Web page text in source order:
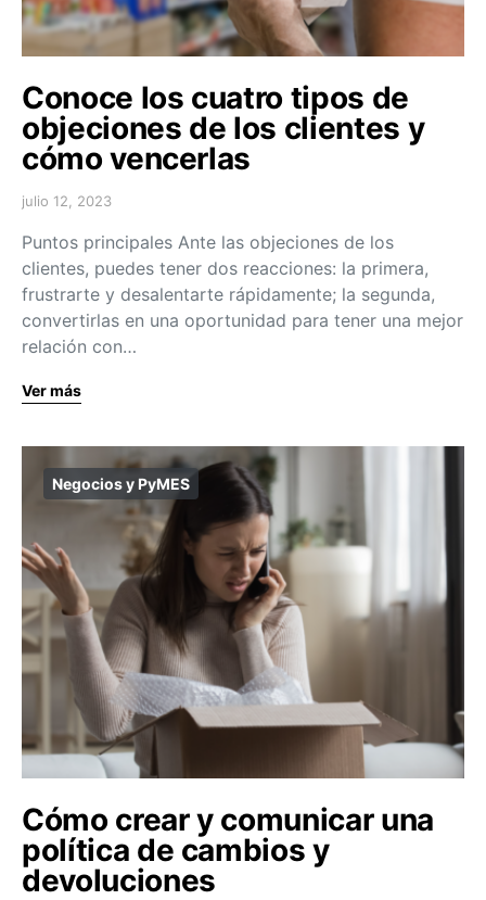
Conoce los cuatro tipos de
objeciones de los clientes y
cómo vencerlas
julio 12, 2023
Puntos principales Ante las objeciones de los
clientes, puedes tener dos reacciones: la primera,
frustrarte y desalentarte rápidamente; la segunda,
convertirlas en una oportunidad para tener una mejor
relación con…
Ver más
Negocios y PyMES
Cómo crear y comunicar una
política de cambios y
devoluciones